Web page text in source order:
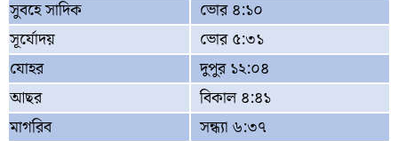
সুবহে সাদিক
ভোর ৪:১০
সূর্যোদয়
ভোর ৫:৩১
যোহর
দুপুর ১২:০৪
আছর
বিকাল ৪:৪১
মাগরিব
সন্ধ্যা ৬:৩৭